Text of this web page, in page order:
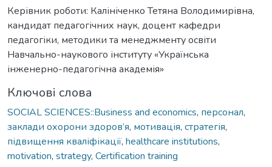
Керівник роботи: Калініченко Тетяна Володимирівна,
кандидат педагогічних наук, доцент кафедри
педагогіки, методики та менеджменту освіти
Навчально-наукового інституту «Українська
інженерно-педагогічна академія»
Ключові слова
SOCIAL SCIENCES::Business and economics, персонал,
заклади охорони здоров’я, мотивація, стратегія,
підвищення кваліфікації, healthcare institutions,
motivation, strategy, Certification training